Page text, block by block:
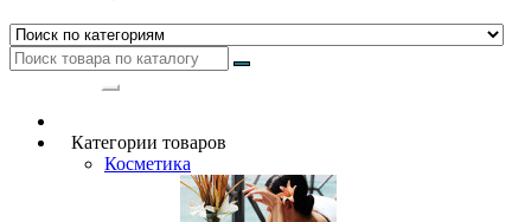
Категории товаров
Косметика